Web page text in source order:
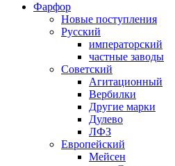
Фарфор
Новые поступления
Русский
императорский
частные заводы
Советский
Агитационный
Вербилки
Другие марки
Дулево
ЛФЗ
Европейский
Мейсен